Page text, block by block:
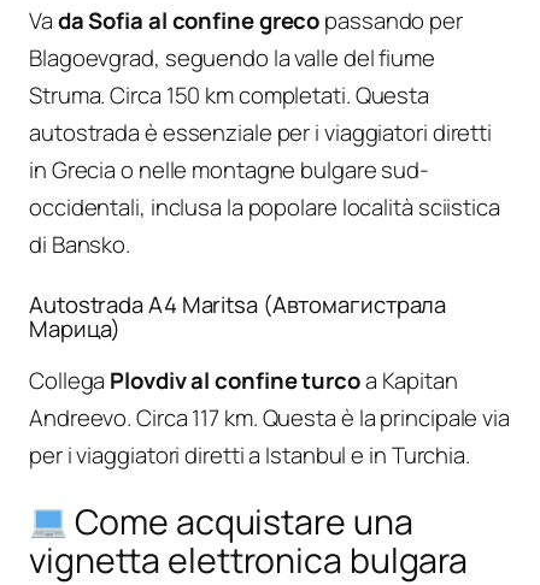
Vada Sofia al confine grecopassando per
Blagoevgrad, seguendo la valle del fiume
Struma. Circa 150 km completati. Questa
autostrada è essenziale per i viaggiatori diretti
in Grecia o nelle montagne bulgare sud-
occidentali, inclusa la popolare località sciistica
di Bansko.
Autostrada A4 Maritsa (Автомагистрала
Марица)
Collega Plovdiv al confine turcoa Kapitan
Andreevo. Circa 117 km. Questa è la principale via
per i viaggiatori diretti a Istanbul e in Turchia.
Come acquistare una
vignetta elettronica bulgara